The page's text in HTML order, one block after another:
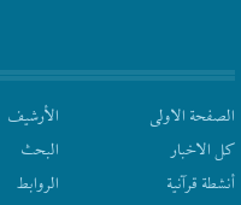
الصفحة الاولى
كل الاخبار
أنشطة قرآنیة
الأرشیف
البحث
الروابط